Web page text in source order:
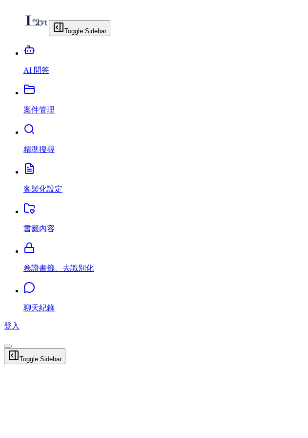
Toggle Sidebar
AI 問答
案件管理
精準搜尋
客製化設定
書籤內容
卷證書籤、去識別化
聊天紀錄
登入
Toggle Sidebar